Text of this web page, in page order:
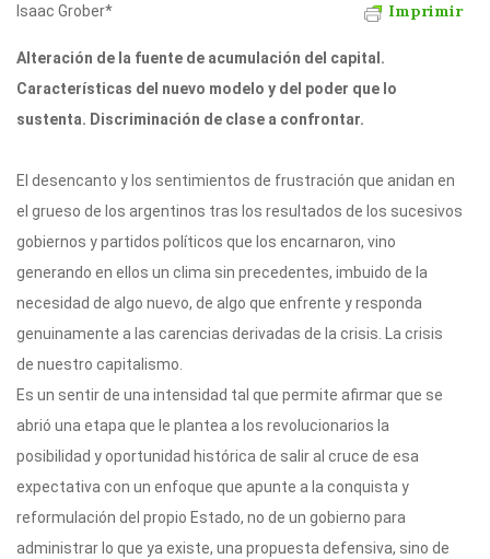
it
te
r
at
s
A
p
p
gr
a
m
e
b
o
o
k
p
ar
ti
r
Imprimir
Isaac Grober*
Alteración de la fuente de acumulación del capital.
Características del nuevo modelo y del poder que lo
sustenta. Discriminación de clase a confrontar.
El desencanto y los sentimientos de frustración que anidan en
el grueso de los argentinos tras los resultados de los sucesivos
gobiernos y partidos políticos que los encarnaron, vino
generando en ellos un clima sin precedentes, imbuido de la
necesidad de algo nuevo, de algo que enfrente y responda
genuinamente a las carencias derivadas de la crisis. La crisis
de nuestro capitalismo.
Es un sentir de una intensidad tal que permite afirmar que se
abrió una etapa que le plantea a los revolucionarios la
posibilidad y oportunidad histórica de salir al cruce de esa
expectativa con un enfoque que apunte a la conquista y
reformulación del propio Estado, no de un gobierno para
administrar lo que ya existe, una propuesta defensiva, sino de